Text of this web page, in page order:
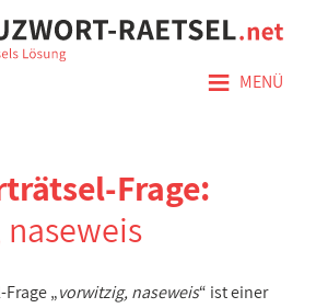
≡ MENÜ
Frage:
„vorwitzig, naseweis“ ist einer